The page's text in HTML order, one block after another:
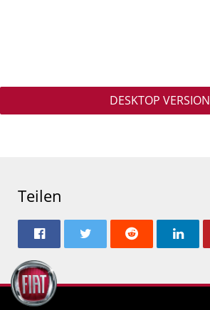
DESKTOP VERSION
Teilen